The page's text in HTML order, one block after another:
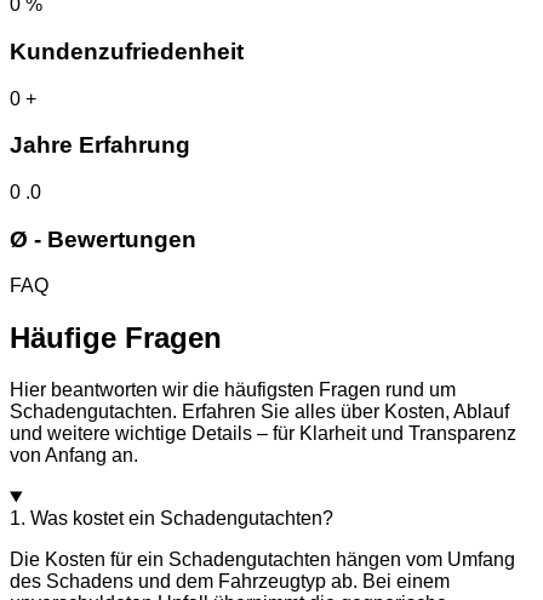
0 %
Kundenzufriedenheit
0 +
Jahre Erfahrung
0 .0
Ø - Bewertungen
FAQ
Häufige Fragen
Hier beantworten wir die häufigsten Fragen rund um
Schadengutachten. Erfahren Sie alles über Kosten, Ablauf
und weitere wichtige Details – für Klarheit und Transparenz
von Anfang an.
1. Was kostet ein Schadengutachten?
Die Kosten für ein Schadengutachten hängen vom Umfang
des Schadens und dem Fahrzeugtyp ab. Bei einem